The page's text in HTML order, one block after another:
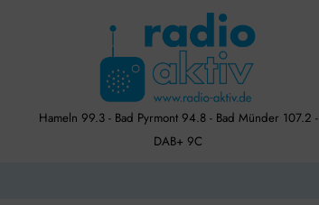
Hameln 99.3 - Bad Pyrmont 94.8 - Bad Münder 107.2 -
DAB+ 9C